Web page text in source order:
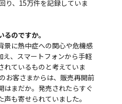
り、15万件を記録していま
のですか。
景に熱中症への関心や危機感
え、スマートフォンから手軽
れているものと考えていま
お客さまからは、販売再開前
はまだか。発売されたらすぐ
も寄せられていました。